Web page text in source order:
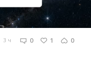
3 ч 0 1 0